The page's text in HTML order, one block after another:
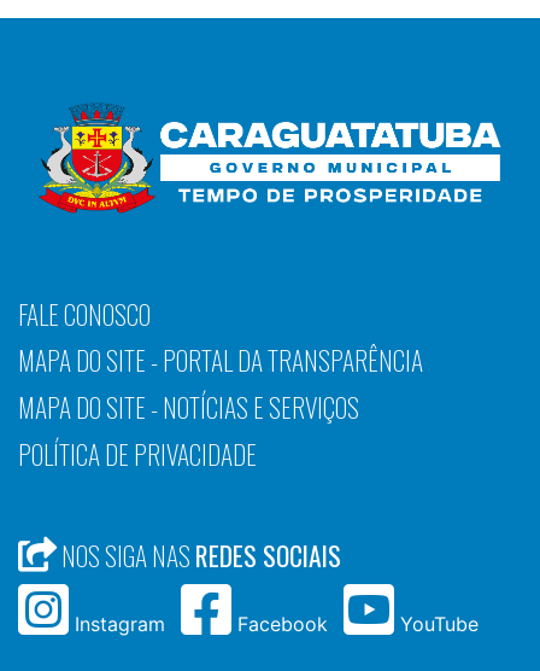
FALE CONOSCO
MAPA DO SITE - PORTAL DA TRANSPARÊNCIA
MAPA DO SITE - NOTÍCIAS E SERVIÇOS
POLÍTICA DE PRIVACIDADE
NOS SIGA NASREDES SOCIAIS
Instagram Facebook YouTube